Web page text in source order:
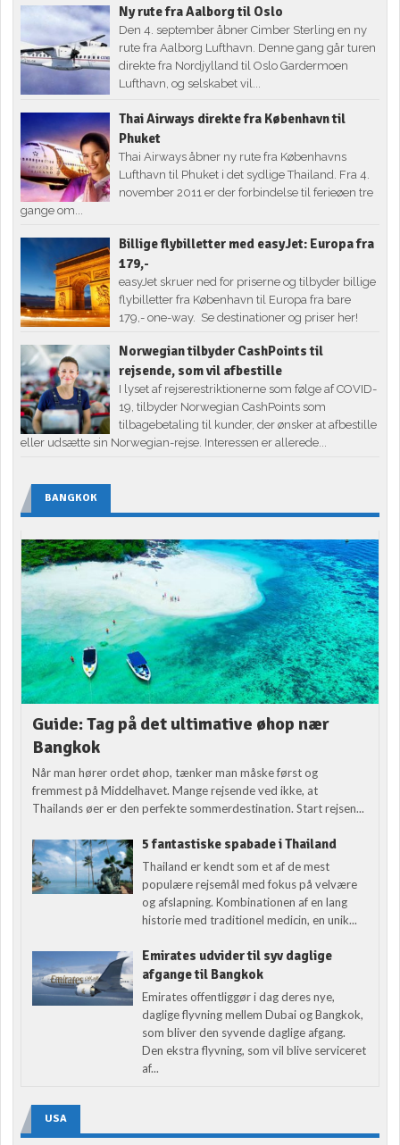
Ny rute fra Aalborg til Oslo
Den 4. september åbner Cimber Sterling en ny
rute fra Aalborg Lufthavn. Denne gang går turen
direkte fra Nordjylland til Oslo Gardermoen
Lufthavn, og selskabet vil...
Thai Airways direkte fra København til
Phuket
Thai Airways åbner ny rute fra Københavns
Lufthavn til Phuket i det sydlige Thailand. Fra 4.
november 2011 er der forbindelse til ferieøen tre
gange om...
Billige flybilletter med easyJet: Europa fra
179,-
easyJet skruer ned for priserne og tilbyder billige
flybilletter fra København til Europa fra bare
179,- one-way. Se destinationer og priser her!
Norwegian tilbyder CashPoints til
rejsende, som vil afbestille
I lyset af rejserestriktionerne som følge af COVID-
19, tilbyder Norwegian CashPoints som
tilbagebetaling til kunder, der ønsker at afbestille
eller udsætte sin Norwegian-rejse. Interessen er allerede...
BANGKOK
Guide: Tag på det ultimative øhop nær
Bangkok
Når man hører ordet øhop, tænker man måske først og
fremmest på Middelhavet. Mange rejsende ved ikke, at
Thailands øer er den perfekte sommerdestination. Start rejsen...
5 fantastiske spabade i Thailand
Thailand er kendt som et af de mest
populære rejsemål med fokus på velvære
og afslapning. Kombinationen af en lang
historie med traditionel medicin, en unik...
Emirates udvider til syv daglige
afgange til Bangkok
Emirates offentliggør i dag deres nye,
daglige flyvning mellem Dubai og Bangkok,
som bliver den syvende daglige afgang.
Den ekstra flyvning, som vil blive serviceret
af...
USA